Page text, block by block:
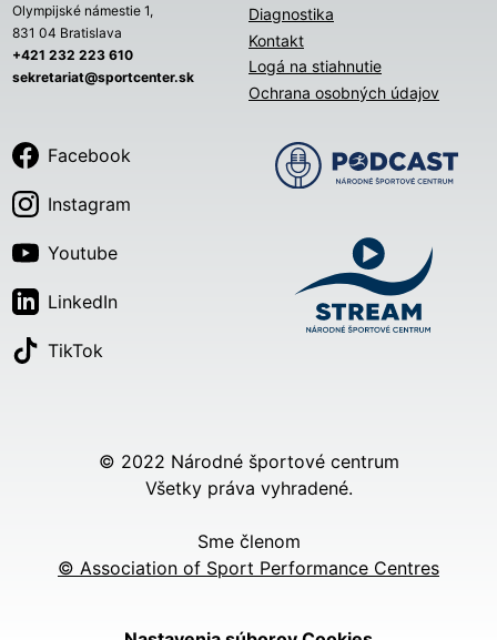
Olympijské námestie 1,
831 04 Bratislava
+421 232 223 610
sekretariat@sportcenter.sk
Diagnostika
Kontakt
Logá na stiahnutie
Ochrana osobných údajov
Facebook
Instagram
Youtube
LinkedIn
TikTok
© 2022 Národné športové centrum
Všetky práva vyhradené.
Sme členom
© Association of Sport Performance Centres